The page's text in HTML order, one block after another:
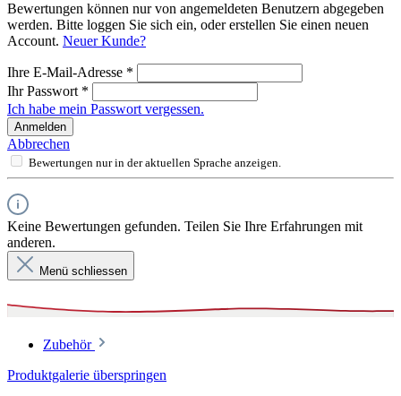
Bewertungen können nur von angemeldeten Benutzern abgegeben
werden. Bitte loggen Sie sich ein, oder erstellen Sie einen neuen
Account. Neuer Kunde?
Ihre E-Mail-Adresse *
Ihr Passwort *
Ich habe mein Passwort vergessen.
Anmelden
Abbrechen
Bewertungen nur in der aktuellen Sprache anzeigen.
Keine Bewertungen gefunden. Teilen Sie Ihre Erfahrungen mit
anderen.
Menü schliessen
Zubehör
Produktgalerie überspringen